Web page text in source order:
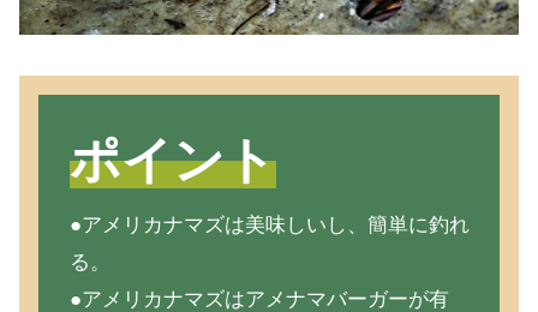
ポイント
●アメリカナマズは美味しいし、簡単に釣れ
る。
●アメリカナマズはアメナマバーガーが有